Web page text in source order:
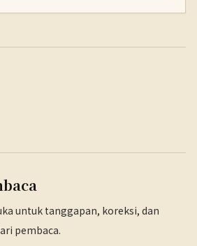
untuk tanggapan, koreksi, dan
pembaca.